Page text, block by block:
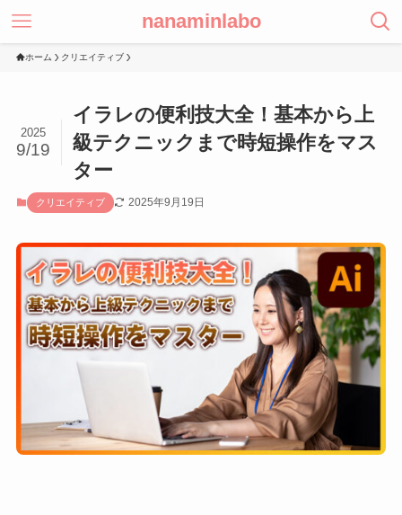
nanaminlabo
ホーム クリエイティブ
イラレの便利技大全！基本から上
級テクニックまで時短操作をマス
ター
2025
9/19
クリエイティブ 2025年9月19日